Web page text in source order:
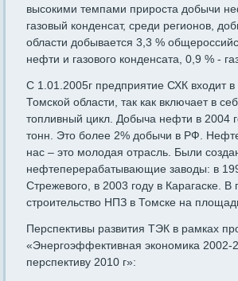
высокими темпами прироста добычи
газовый конденсат, среди регионов,
области добывается 3,3 %
нефти и газового конденсата, 0,9 % -
С 1.01.2005г предприятие СХК входит
Томской области, так как включает в
топливный цикл. Добыча нефти в 2004
тонн. Это более 2% добычи в РФ.
нас – это молодая отрасль. Были
нефтеперерабатывающие заводы: в
Стрежевого, в 2003 году в Карагаске. В
строительство НПЗ в Томске на
Перспективы развития ТЭК в рамках
«Энергоэффективная экономика 2002-
перспективу 2010 г»: